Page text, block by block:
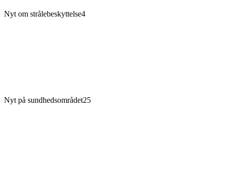
Nyt om strålebeskyttelse4
Nyt på sundhedsområdet25